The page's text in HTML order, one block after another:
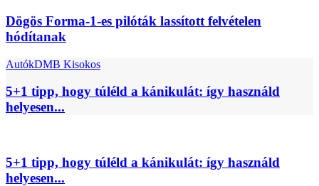
Dögös Forma-1-es pilóták lassított felvételen
hódítanak
AutókDMB Kisokos
5+1 tipp, hogy túléld a kánikulát: így használd
helyesen...
5+1 tipp, hogy túléld a kánikulát: így használd
helyesen...